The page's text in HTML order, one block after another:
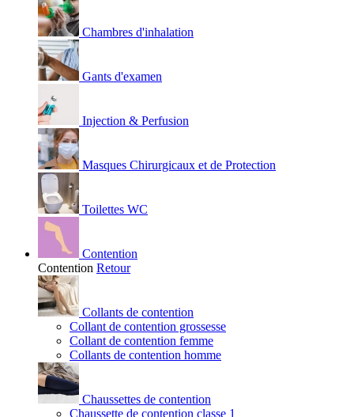
Chambres d'inhalation
Gants d'examen
Injection & Perfusion
Masques Chirurgicaux et de Protection
Toilettes WC
Contention
Contention Retour
Collants de contention
Collant de contention grossesse
Collant de contention femme
Collants de contention homme
Chaussettes de contention
Chaussette de contention classe 1